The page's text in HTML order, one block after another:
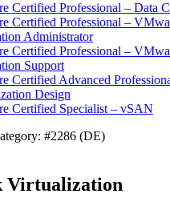
Certified Professional – Data
Certified Professional –
Administrator
Certified Professional –
Support
Certified Advanced
Design
Certified Specialist – vSAN
#2286 (DE)
Virtualization